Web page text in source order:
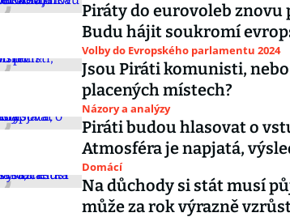
Piráty do eurovoleb znovu
Budu hájit soukromí
Volby do Evropského parlamentu 2024
Jsou Piráti komunisti, nebo
placených místech?
Názory a analýzy
Piráti budou hlasovat o
Atmosféra je napjatá,
Domácí
Na důchody si stát musí
může za rok výrazně